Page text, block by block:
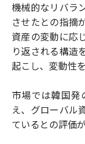
機械的なリバラ
させたとの指摘
資産の変動に応
り返される構造
起こし、変動性
市場では韓国
え、グローバル
ているとの評価